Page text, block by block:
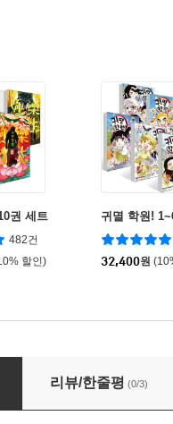
권 세트
482건
할인)
귀멸 학원!
32,400원
리뷰/한줄평 (0/3)